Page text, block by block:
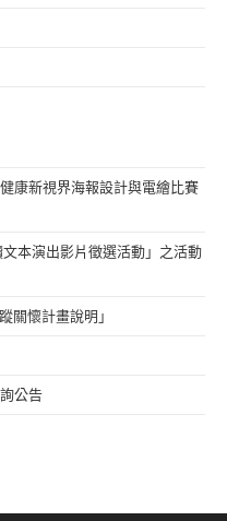
康新視界海報設計與電繪比賽
本演出影片徵選活動」之活動
關懷計畫說明」
公告